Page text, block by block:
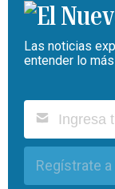
Las noticias
entender lo
Regístrate